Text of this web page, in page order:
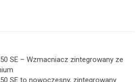
SE – Wzmacniacz zintegrowany ze
SE to nowoczesny, zintegrowany